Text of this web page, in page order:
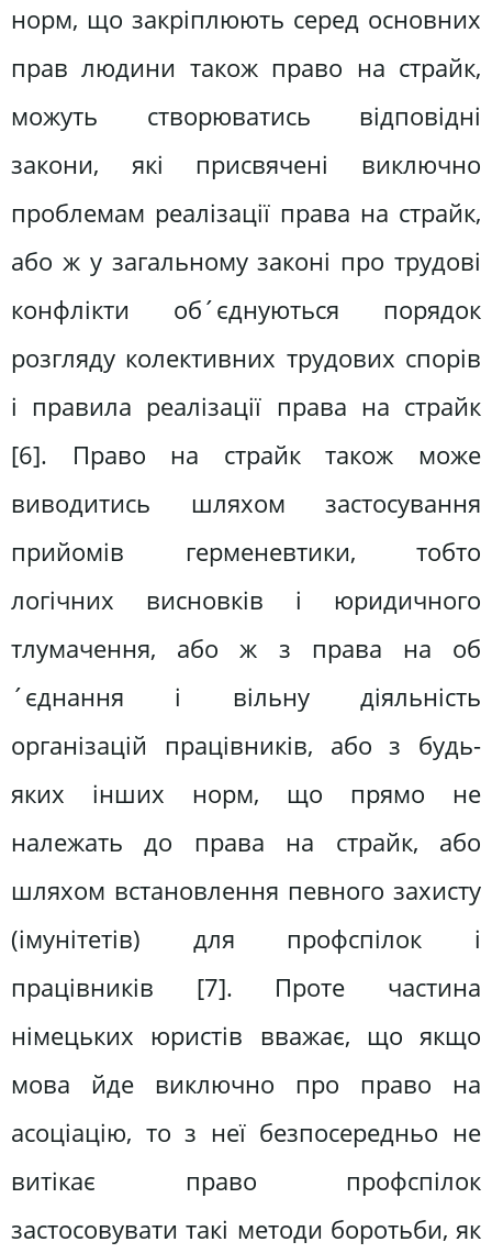
норм, що закріплюють серед основних
прав людини також право на страйк,
можуть створюватись відповідні
закони, які присвячені виключно
проблемам реалізації права на страйк,
або ж у загальному законі про трудові
конфлікти об´єднуються порядок
розгляду колективних трудових спорів
і правила реалізації права на страйк
[6]. Право на страйк також може
виводитись шляхом застосування
прийомів герменевтики, тобто
логічних висновків і юридичного
тлумачення, або ж з права на об
´єднання і вільну діяльність
організацій працівників, або з будь-
яких інших норм, що прямо не
належать до права на страйк, або
шляхом встановлення певного захисту
(імунітетів) для профспілок і
працівників [7]. Проте частина
німецьких юристів вважає, що якщо
мова йде виключно про право на
асоціацію, то з неї безпосередньо не
витікає право профспілок
застосовувати такі методи боротьби, як